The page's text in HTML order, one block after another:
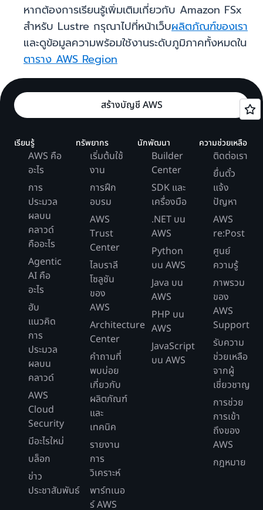
หากต้องการเรียนรู้เพิ่มเติมเกี่ยวกับ Amazon FSx
สำหรับ Lustre กรุณาไปที่หน้าเว็บผลิตภัณฑ์ของเรา
และดูข้อมูลความพร้อมใช้งานระดับภูมิภาคทั้งหมดใน
ตาราง AWS Region
สร้างบัญชี AWS
เรียนรู้
AWS คือ
อะไร
การ
ประมวล
ผลบน
คลาวด์
คืออะไร
Agentic
AI คือ
อะไร
ฮับ
แนวคิด
การ
ประมวล
ผลบน
คลาวด์
AWS
Cloud
Security
มีอะไรใหม่
บล็อก
ข่าว
ประชาสัมพันธ์
ทรัพยากร
เริ่มต้นใช้
งาน
การฝึก
อบรม
AWS
Trust
Center
ไลบราลี
โซลูชัน
ของ
AWS
Architecture
Center
คำถามที่
พบบ่อย
เกี่ยวกับ
ผลิตภัณฑ์
และ
เทคนิค
รายงาน
การ
วิเคราะห์
พาร์ทเนอ
ร์ AWS
นักพัฒนา
Builder
Center
SDK และ
เครื่องมือ
.NET บน
AWS
Python
บน AWS
Java บน
AWS
PHP บน
AWS
JavaScript
บน AWS
ความช่วยเหลือ
ติดต่อเรา
ยื่นตั๋ว
แจ้ง
ปัญหา
AWS
re:Post
ศูนย์
ความรู้
ภาพรวม
ของ
AWS
Support
รับความ
ช่วยเหลือ
จากผู้
เชี่ยวชาญ
การช่วย
การเข้า
ถึงของ
AWS
กฎหมาย